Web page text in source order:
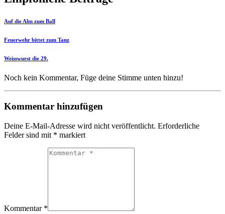
Auf die Alm zum Ball
Feuerwehr bittet zum Tanz
Weisswurst die 29.
Noch kein Kommentar, Füge deine Stimme unten hinzu!
Kommentar hinzufügen
Deine E-Mail-Adresse wird nicht veröffentlicht. Erforderliche
Felder sind mit * markiert
Kommentar *